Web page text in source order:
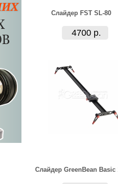
Слайдер FST SL-80
4700 р.
Слайдер GreenBean Basic